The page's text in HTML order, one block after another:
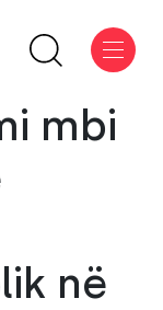
mbi
në